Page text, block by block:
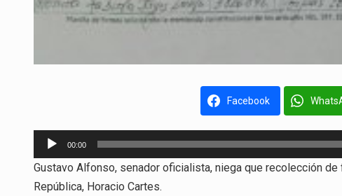
Facebook
Reproductor
de
audio
00:00
Gustavo Alfonso, senador oficialista, niega que recolección
República, Horacio Cartes.